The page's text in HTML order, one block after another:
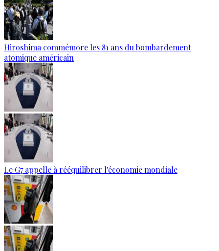
Hiroshima commémore les 81 ans du bombardement
atomique américain
Le G7 appelle à rééquilibrer l'économie mondiale